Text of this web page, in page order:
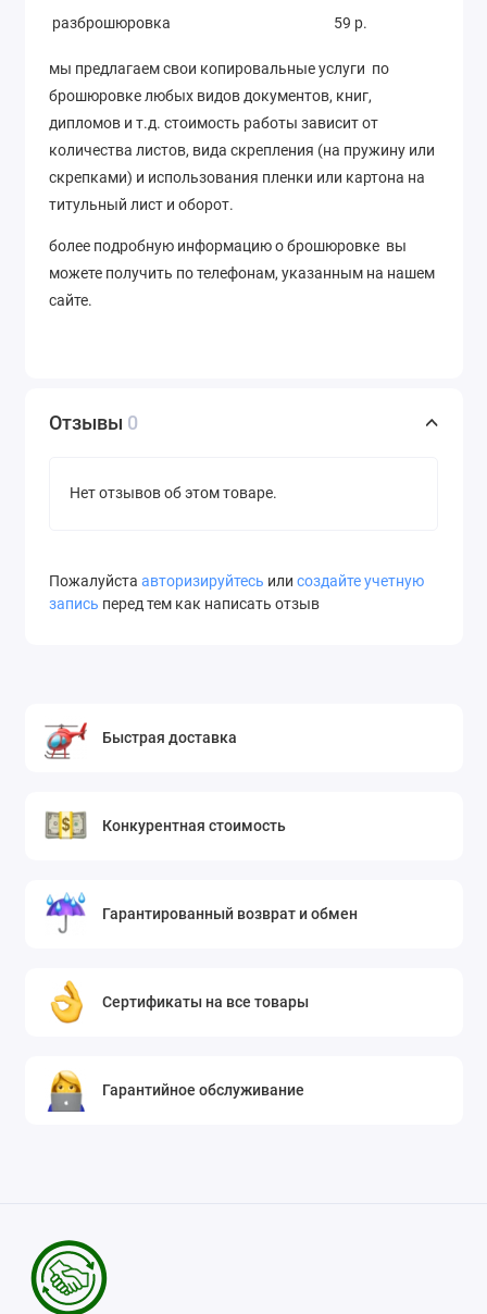
разброшюровка 59 р.
мы предлагаем свои копировальные услуги по
брошюровке любых видов документов, книг,
дипломов и т.д. стоимость работы зависит от
количества листов, вида скрепления (на пружину или
скрепками) и использования пленки или картона на
титульный лист и оборот.
более подробную информацию о брошюровке вы
можете получить по телефонам, указанным на нашем
сайте.
Отзывы 0
Нет отзывов об этом товаре.
Пожалуйста авторизируйтесь или создайте учетную
запись перед тем как написать отзыв
Быстрая доставка
Конкурентная стоимость
Гарантированный возврат и обмен
Сертификаты на все товары
Гарантийное обслуживание